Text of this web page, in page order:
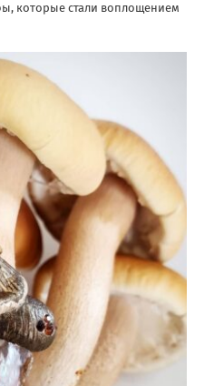
которые стали воплощением